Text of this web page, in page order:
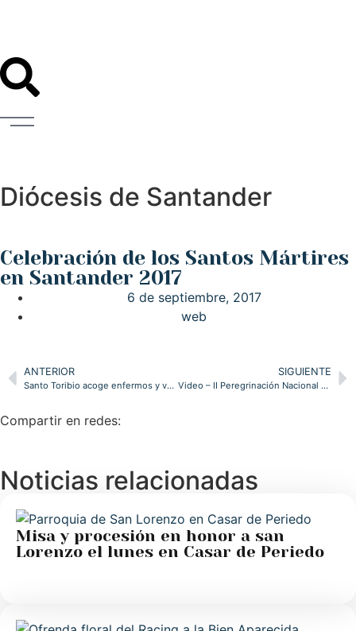
Diócesis de Santander
Celebración de los Santos Mártires
en Santander 2017
6 de septiembre, 2017
web
ANTERIOR
Santo Toribio acoge enfermos y voluntarios de la Hospitalidad de Lourdes en su II Peregrinación Nacional
SIGUIENTE
Video – II Peregrinación Nacional de la Hospitalidad de Lourdes a Santo Toribio de Liébana
Compartir en redes:
Noticias relacionadas
Misa y procesión en honor a san
Lorenzo el lunes en Casar de Periedo